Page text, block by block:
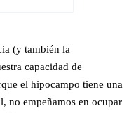
(y también la
capacidad de
el hipocampo tiene una
no empeñamos en ocupar